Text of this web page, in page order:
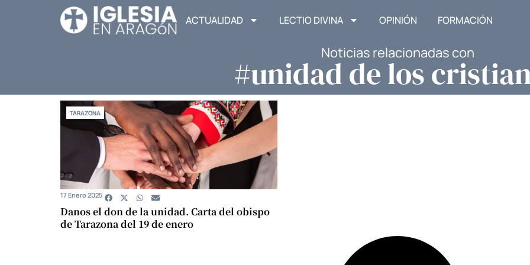
ACTUALIDAD LECTIO DIVINA OPINIÓN FORMACIÓN
Noticias relacionadas con
#unidad de los
TARAZONA
Danos el don de la unidad. Carta del obispo
de Tarazona del 19 de enero
17 Enero 2025